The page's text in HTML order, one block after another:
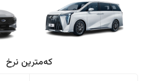
کەمترین نرخ